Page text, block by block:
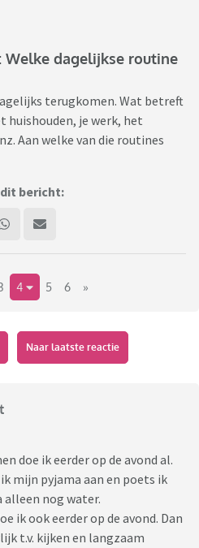
Welke dagelijkse routine
terugkomen. Wat betreft
huishouden, je werk, het
Aan welke van die routines
bericht:
4 5 6 »
Naar laatste reactie
doe ik eerder op de avond al.
mijn pyjama aan en poets ik
alleen nog water.
ik ook eerder op de avond. Dan
t.v. kijken en langzaam